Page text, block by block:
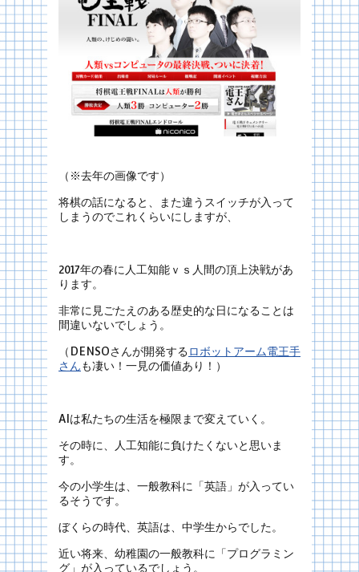
（※去年の画像です）
将棋の話になると、また違うスイッチが入って
しまうのでこれくらいにしますが、
2017年の春に人工知能ｖｓ人間の頂上決戦があ
ります。
非常に見ごたえのある歴史的な日になることは
間違いないでしょう。
（DENSOさんが開発するロボットアーム電王手
さんも凄い！一見の価値あり！）
AIは私たちの生活を極限まで変えていく。
その時に、人工知能に負けたくないと思いま
す。
今の小学生は、一般教科に「英語」が入ってい
るそうです。
ぼくらの時代、英語は、中学生からでした。
近い将来、幼稚園の一般教科に「プログラミン
グ」が入っているでしょう。